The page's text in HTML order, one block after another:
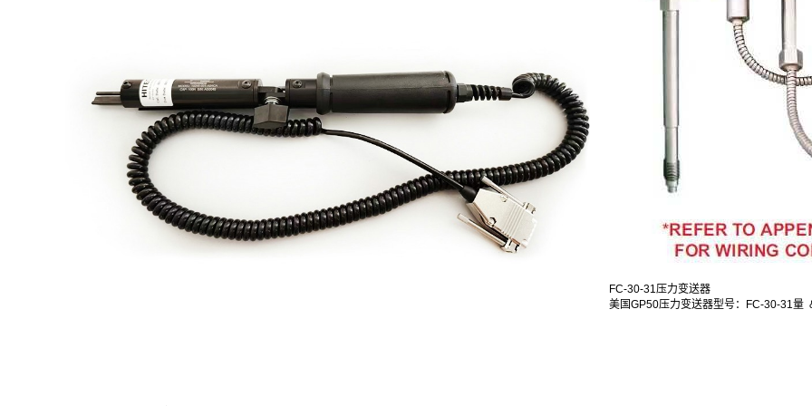
FC-30-31压力变送器
美国GP50压力变送器型号：FC-30-31量